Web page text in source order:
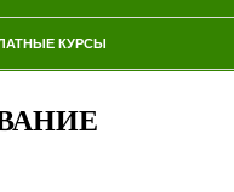
КУРСЫ